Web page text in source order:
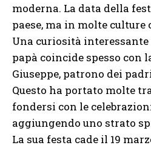
moderna. La data della
paese, ma in molte culture
Una curiosità interessante
papà coincide spesso con
Giuseppe, patrono dei
Questo ha portato molte
fondersi con le
aggiungendo uno strato
La sua festa cade il 19